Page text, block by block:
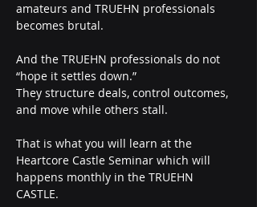
amateurs and TRUEHN professionals
becomes brutal.
And the TRUEHN professionals do not
“hope it settles down.”
They structure deals, control outcomes,
and move while others stall.
That is what you will learn at the
Heartcore Castle Seminar which will
happens monthly in the TRUEHN
CASTLE.